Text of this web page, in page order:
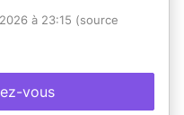
à 23:15 (source
vous